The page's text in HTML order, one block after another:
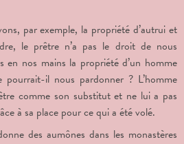
par exemple, la propriété d’autrui et
le prêtre n’a pas le droit de nous
en nos mains la propriété d’un homme
il nous pardonner ? L’homme
comme son substitut et ne lui a pas
à sa place pour ce qui a été volé.
des aumônes dans les monastères